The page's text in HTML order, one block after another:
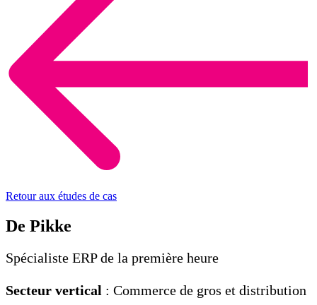
Retour aux études de cas
De Pikke
Spécialiste ERP de la première heure
Secteur vertical : Commerce de gros et distribution